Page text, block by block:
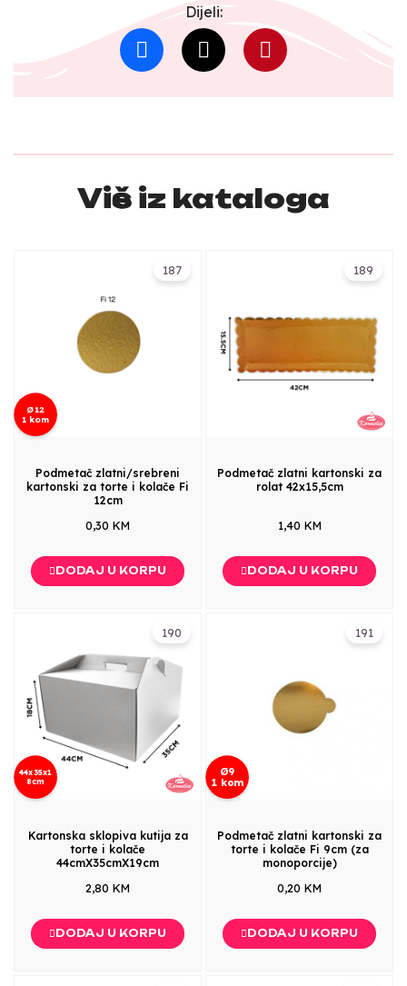
Dijeli:
Više iz kataloga
187
Ø12
1 kom
Podmetač zlatni/srebreni
kartonski za torte i kolače Fi
12cm
0,30 KM
DODAJ U KORPU
189
Podmetač zlatni kartonski za
rolat 42x15,5cm
1,40 KM
DODAJ U KORPU
190
44x35x1
8cm
Kartonska sklopiva kutija za
torte i kolače
44cmX35cmX19cm
2,80 KM
DODAJ U KORPU
191
Ø9
1 kom
Podmetač zlatni kartonski za
torte i kolače Fi 9cm (za
monoporcije)
0,20 KM
DODAJ U KORPU